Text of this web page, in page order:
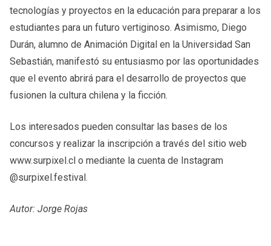
tecnologías y proyectos en la educación para preparar a los
estudiantes para un futuro vertiginoso. Asimismo, Diego
Durán, alumno de Animación Digital en la Universidad San
Sebastián, manifestó su entusiasmo por las oportunidades
que el evento abrirá para el desarrollo de proyectos que
fusionen la cultura chilena y la ficción.
Los interesados pueden consultar las bases de los
concursos y realizar la inscripción a través del sitio web
www.surpixel.cl o mediante la cuenta de Instagram
@surpixel.festival.
Autor: Jorge Rojas